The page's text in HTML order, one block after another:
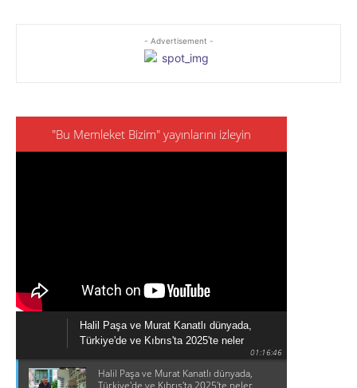
- Advertisement -
"Bu Memleket Bizim" yayınlarını izleyin
Halil Paşa ve Murat Kanatlı dünyada,
Türkiye'de ve Kıbrıs'ta 2025'te neler
01:16:46
Halil Paşa ve Murat Kanatlı dünyada,
Türkiye'de ve Kıbrıs'ta 2025'te neler